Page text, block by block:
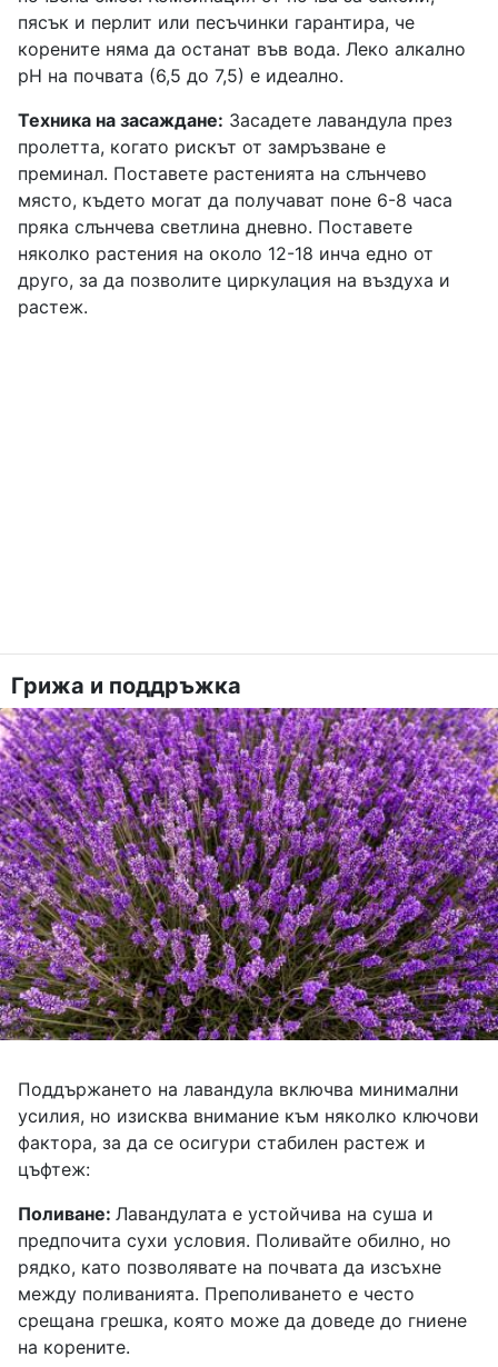
пясък и перлит или песъчинки гарантира, че
корените няма да останат във вода. Леко алкално
рН на почвата (6,5 до 7,5) е идеално.
Техника на засаждане: Засадете лавандула през
пролетта, когато рискът от замръзване е
преминал. Поставете растенията на слънчево
място, където могат да получават поне 6-8 часа
пряка слънчева светлина дневно. Поставете
няколко растения на около 12-18 инча едно от
друго, за да позволите циркулация на въздуха и
растеж.
Грижа и поддръжка
Поддържането на лавандула включва минимални
усилия, но изисква внимание към няколко ключови
фактора, за да се осигури стабилен растеж и
цъфтеж:
Поливане: Лавандулата е устойчива на суша и
предпочита сухи условия. Поливайте обилно, но
рядко, като позволявате на почвата да изсъхне
между поливанията. Преполиването е често
срещана грешка, която може да доведе до гниене
на корените.